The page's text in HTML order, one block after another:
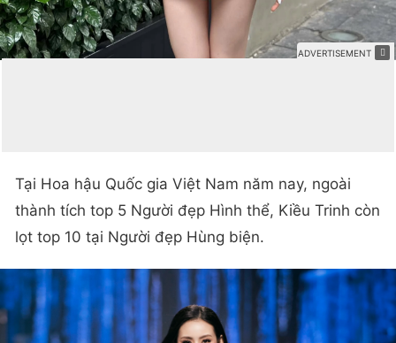
Tại Hoa hậu Quốc gia Việt Nam năm nay, ngoài
thành tích top 5 Người đẹp Hình thể, Kiều Trinh còn
lọt top 10 tại Người đẹp Hùng biện.